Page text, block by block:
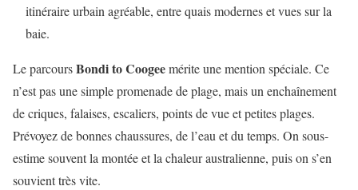
itinéraire urbain agréable, entre quais modernes et vues sur la
baie.
Le parcoursBondi to Coogeemérite une mention spéciale. Ce
n’est pas une simple promenade de plage, mais un enchaînement
de criques, falaises, escaliers, points de vue et petites plages.
Prévoyez de bonnes chaussures, de l’eau et du temps. On sous-
estime souvent la montée et la chaleur australienne, puis on s’en
souvient très vite.